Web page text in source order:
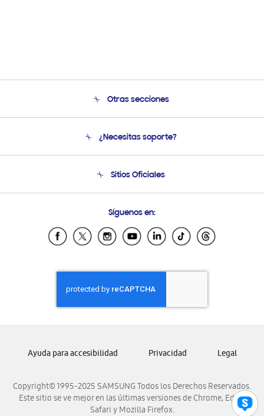
Otras secciones
Soporte
¿Necesitas soporte?
Soporte vía eMail
Sitios Oficiales
Samsung Ecuador
Samsung El Salvador
Samsung Honduras
Samsung Nicaragua
Samsung Panamá
Samsung Venezuela
Síguenos en:
Copyright© 1995-2025 SAMSUNG Todos los Derechos Reservados.
Este sitio se ve mejor en las últimas versiones de Chrome, Edge,
Safari y Mozilla Firefox.
Ayuda para accesibilidad Privacidad Legal